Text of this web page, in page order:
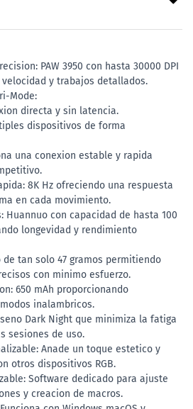
PAW 3950 con hasta 30000 DPI
y trabajos detallados.
Mode:
directa y sin latencia.
dispositivos de forma
una conexion estable y rapida
8K Hz ofreciendo una respuesta
en cada movimiento.
Huannuo con capacidad de hasta 100
longevidad y rendimiento
de tan solo 47 gramos permitiendo
con minimo esfuerzo.
650 mAh proporcionando
inalambricos.
Dark Night que minimiza la fatiga
sesiones de uso.
Anade un toque estetico y
otros dispositivos RGB.
Software dedicado para ajuste
y creacion de macros.